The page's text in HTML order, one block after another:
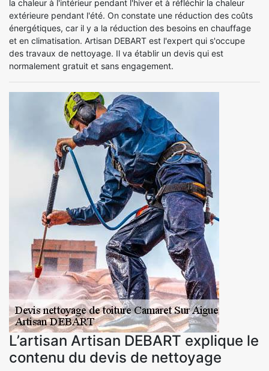
la chaleur à l'intérieur pendant l'hiver et à réfléchir la chaleur
extérieure pendant l'été. On constate une réduction des coûts
énergétiques, car il y a la réduction des besoins en chauffage
et en climatisation. Artisan DEBART est l'expert qui s'occupe
des travaux de nettoyage. Il va établir un devis qui est
normalement gratuit et sans engagement.
L’artisan Artisan DEBART explique le
contenu du devis de nettoyage